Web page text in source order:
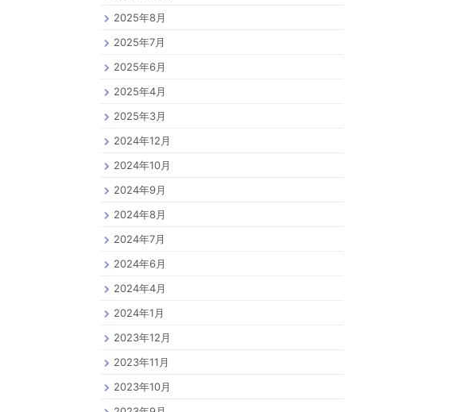
2025年8月
2025年7月
2025年6月
2025年4月
2025年3月
2024年12月
2024年10月
2024年9月
2024年8月
2024年7月
2024年6月
2024年4月
2024年1月
2023年12月
2023年11月
2023年10月